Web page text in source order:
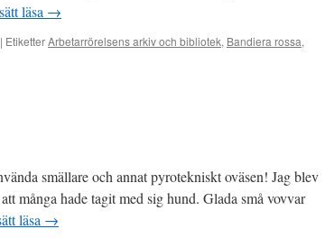
läsa →
| EtiketterArbetarrörelsens arkiv och bibliotek, Bandiera rossa,
smällare och annat pyrotekniskt oväsen! Jag blev
många hade tagit med sig hund. Glada små vovvar
läsa →